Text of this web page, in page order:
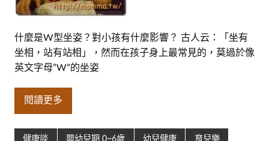
什麼是W型坐姿？對小孩有什麼影響？ 古人云：「坐有
坐相，站有站相」，然而在孩子身上最常見的，莫過於像
英文字母”W”的坐姿
閱讀更多
健康談 嬰幼兒期 0~6歲 幼兒健康 育兒樂